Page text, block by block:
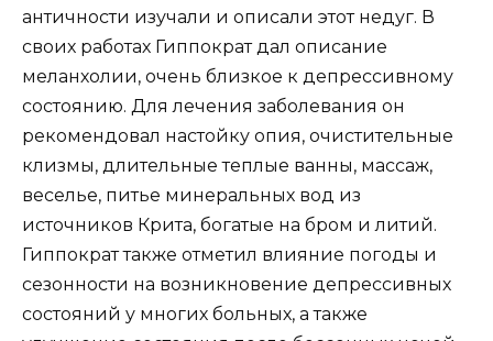
античности изучали и описали этот недуг. В
своих работах Гиппократ дал описание
меланхолии, очень близкое к депрессивному
состоянию. Для лечения заболевания он
рекомендовал настойку опия, очистительные
клизмы, длительные теплые ванны, массаж,
веселье, питье минеральных вод из
источников Крита, богатые на бром и литий.
Гиппократ также отметил влияние погоды и
сезонности на возникновение депрессивных
состояний у многих больных, а также